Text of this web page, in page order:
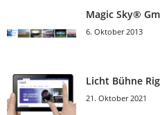
Magic Sky®
6. Oktober 2013
Licht Bühne
21. Oktober 2021